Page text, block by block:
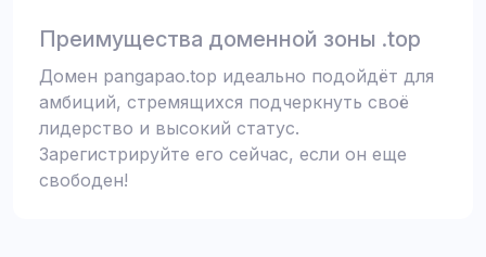
Преимущества доменной зоны .top
Домен pangapao.top идеально подойдёт для
амбиций, стремящихся подчеркнуть своё
лидерство и высокий статус.
Зарегистрируйте его сейчас, если он еще
свободен!